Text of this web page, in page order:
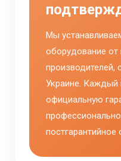
Мы
оборудование
производителей,
Украине. Каждый
официальную
постгарантийное